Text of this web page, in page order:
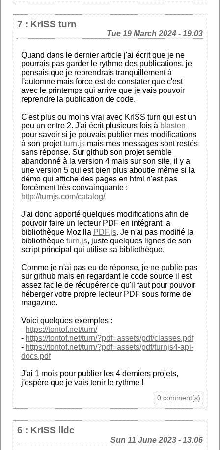
7 : KrISS turn
Tue 19 March 2024 - 19:03
Quand dans le dernier article j'ai écrit que je ne
pourrais pas garder le rythme des publications, je
pensais que je reprendrais tranquillement à
l'automne mais force est de constater que c'est
avec le printemps qui arrive que je vais pouvoir
reprendre la publication de code.
C'est plus ou moins vrai avec KrISS turn qui est un
peu un entre 2. J'ai écrit plusieurs fois à blasten
pour savoir si je pouvais publier mes modifications
à son projetturn.js mais mes messages sont restés
sans réponse. Sur github son projet semble
abandonné à la version 4 mais sur son site, il y a
une version 5 qui est bien plus aboutie même si la
démo qui affiche des pages en html n'est pas
forcément très convainquante :
http://turnjs.com/catalog/
J'ai donc apporté quelques modifications afin de
pouvoir faire un lecteur PDF en intégrant la
bibliothèque Mozilla PDF.js. Je n'ai pas modifié la
bibliothèque turn.js, juste quelques lignes de son
script principal qui utilise sa bibliothèque.
Comme je n'ai pas eu de réponse, je ne publie pas
sur github mais en regardant le code source il est
assez facile de récupérer ce qu'il faut pour pouvoir
héberger votre propre lecteur PDF sous forme de
magazine.
Voici quelques exemples :
- https://tontof.net/turn/
- https://tontof.net/turn/?pdf=assets/pdf/classes.pdf
- https://tontof.net/turn/?pdf=assets/pdf/turnjs4-api-
docs.pdf
J'ai 1 mois pour publier les 4 derniers projets,
j'espère que je vais tenir le rythme !
0 comment(s)
6 : KrISS lldc
Sun 11 June 2023 - 13:06